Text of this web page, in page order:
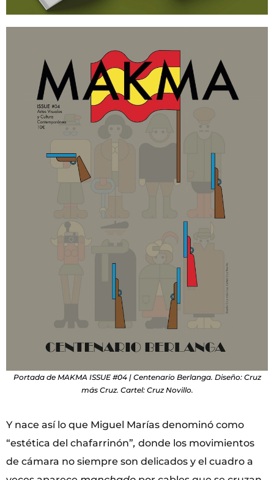
Portada de MAKMA ISSUE #04 | Centenario Berlanga. Diseño: Cruz
más Cruz. Cartel: Cruz Novillo.
Y nace así lo que Miguel Marías denominó como
“estética del chafarrinón”, donde los movimientos
de cámara no siempre son delicados y el cuadro a